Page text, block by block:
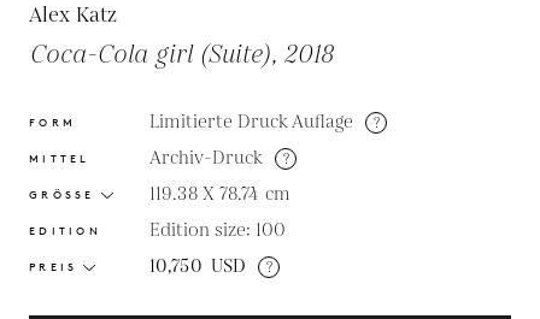
Alex Katz
Coca-Cola girl (Suite), 2018
FORM Limitierte Druck Auflage ?
MITTEL Archiv-Druck ?
GRÖSSE 119.38 X 78.74 cm
EDITION Edition size: 100
PREIS 10,750 USD ?